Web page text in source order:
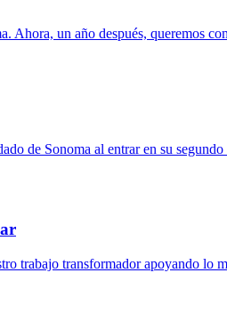
Ahora, un año después, queremos
de Sonoma al entrar en su segundo
trabajo transformador apoyando lo